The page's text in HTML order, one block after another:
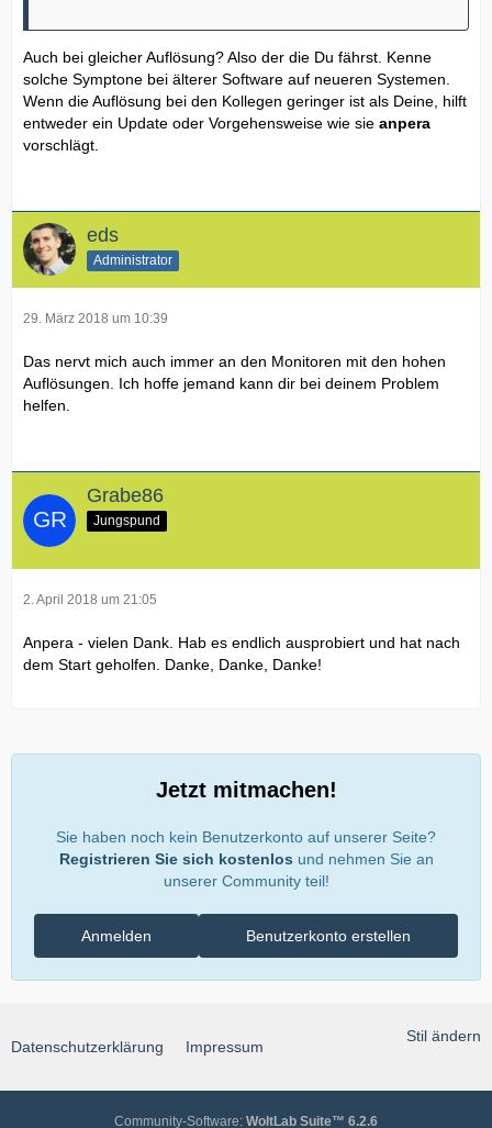
Auch bei gleicher Auflösung? Also der die Du fährst. Kenne
solche Symptone bei älterer Software auf neueren Systemen.
Wenn die Auflösung bei den Kollegen geringer ist als Deine, hilft
entweder ein Update oder Vorgehensweise wie sie anpera
vorschlägt.
eds
Administrator
29. März 2018 um 10:39
Das nervt mich auch immer an den Monitoren mit den hohen
Auflösungen. Ich hoffe jemand kann dir bei deinem Problem
helfen.
Grabe86
Jungspund
2. April 2018 um 21:05
Anpera - vielen Dank. Hab es endlich ausprobiert und hat nach
dem Start geholfen. Danke, Danke, Danke!
Jetzt mitmachen!
Sie haben noch kein Benutzerkonto auf unserer Seite?
Registrieren Sie sich kostenlos und nehmen Sie an
unserer Community teil!
Benutzerkonto erstellen
Anmelden
Stil ändern
Datenschutzerklärung Impressum
Community-Software: WoltLab Suite™ 6.2.6